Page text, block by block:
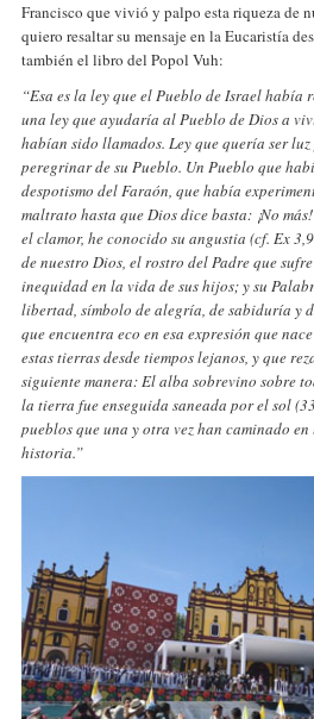
Francisco que vivió y palpo esta riqueza de
quiero resaltar su mensaje en la Eucaristía
también el libro del Popol Vuh:
“Esa es la ley que el Pueblo de Israel había
una ley que ayudaría al Pueblo de Dios a
habían sido llamados. Ley que quería ser
peregrinar de su Pueblo. Un Pueblo que
despotismo del Faraón, que había
maltrato hasta que Dios dice basta: ¡No
el clamor, he conocido su angustia (cf. Ex
de nuestro Dios, el rostro del Padre que
inequidad en la vida de sus hijos; y su
libertad, símbolo de alegría, de sabiduría y
que encuentra eco en esa expresión que
estas tierras desde tiempos lejanos, y que
siguiente manera: El alba sobrevino sobre
la tierra fue enseguida saneada por el sol
pueblos que una y otra vez han caminado
historia.”